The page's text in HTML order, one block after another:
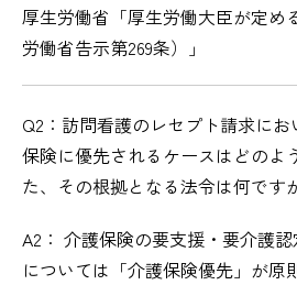
厚生労働省「厚生労働大臣が定め
労働省告示第269条）」
Q2：訪問看護のレセプト請求に
保険に優先されるケースはどのよ
た、その根拠となる法令は何です
A2： 介護保険の要支援・要介護
については「介護保険優先」が原